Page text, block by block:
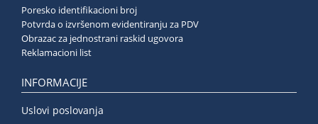
Poresko identifikacioni broj
Potvrda o izvršenom evidentiranju za PDV
Obrazac za jednostrani raskid ugovora
Reklamacioni list
INFORMACIJE
Uslovi poslovanja